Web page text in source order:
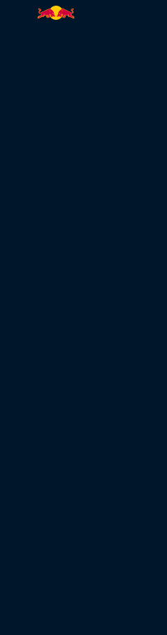
Bull TV